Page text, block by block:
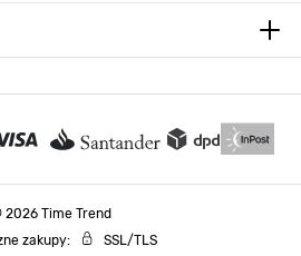
2026 Time Trend
zakupy:
SSL/TLS